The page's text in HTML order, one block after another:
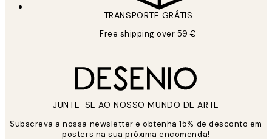
TRANSPORTE GRÁTIS
Free shipping over 59 €
JUNTE-SE AO NOSSO MUNDO DE ARTE
Subscreva a nossa newsletter e obtenha 15% de desconto em
posters na sua próxima encomenda!